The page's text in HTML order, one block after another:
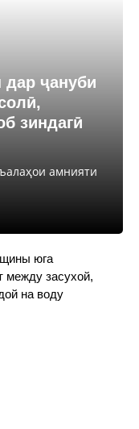
дар ҷануби
зиндагӣ
амнияти
юга
между засухой,
на воду